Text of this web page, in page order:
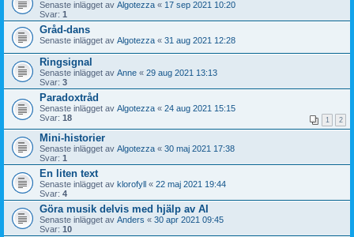
Senaste inlägget av Algotezza « 17 sep 2021 10:20
Svar: 1
Gråd-dans
Senaste inlägget av Algotezza « 31 aug 2021 12:28
Ringsignal
Senaste inlägget av Anne « 29 aug 2021 13:13
Svar: 3
Paradoxtråd
Senaste inlägget av Algotezza « 24 aug 2021 15:15
Svar: 18 1 2
Mini-historier
Senaste inlägget av Algotezza « 30 maj 2021 17:38
Svar: 1
En liten text
Senaste inlägget av klorofyll « 22 maj 2021 19:44
Svar: 4
Göra musik delvis med hjälp av AI
Senaste inlägget av Anders « 30 apr 2021 09:45
Svar: 10